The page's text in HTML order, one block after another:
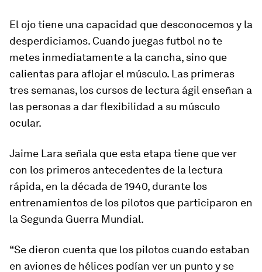
El ojo tiene una capacidad que desconocemos y la
desperdiciamos. Cuando juegas futbol no te
metes inmediatamente a la cancha, sino que
calientas para aflojar el músculo. Las primeras
tres semanas, los cursos de lectura ágil enseñan a
las personas a dar flexibilidad a su músculo
ocular.
Jaime Lara señala que esta etapa tiene que ver
con los primeros antecedentes de la lectura
rápida, en la década de 1940, durante los
entrenamientos de los pilotos que participaron en
la Segunda Guerra Mundial.
“Se dieron cuenta que los pilotos cuando estaban
en aviones de hélices podían ver un punto y se